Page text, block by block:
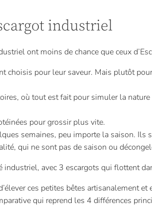
industriel
ont moins de chance que ceux
choisis pour leur saveur. Mais plutôt
où tout est fait pour simuler la
pour grossir plus vite.
semaines, peu importe la saison. Ils
qui ne sont pas de saison ou
industriel, avec 3 escargots qui flottent
ces petites bêtes artisanalement
qui reprend les 4 différences